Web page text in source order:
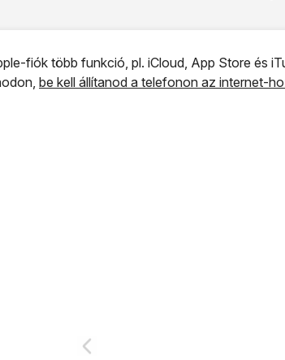
fiók több funkció, pl. iCloud, App Store és
be kell állítanod a telefonon az internet-